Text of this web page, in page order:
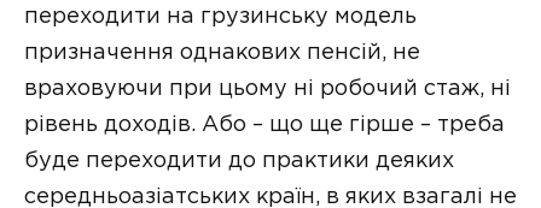
переходити на грузинську модель
призначення однакових пенсій, не
враховуючи при цьому ні робочий стаж, ні
рівень доходів. Або – що ще гірше – треба
буде переходити до практики деяких
середньоазіатських країн, в яких взагалі не